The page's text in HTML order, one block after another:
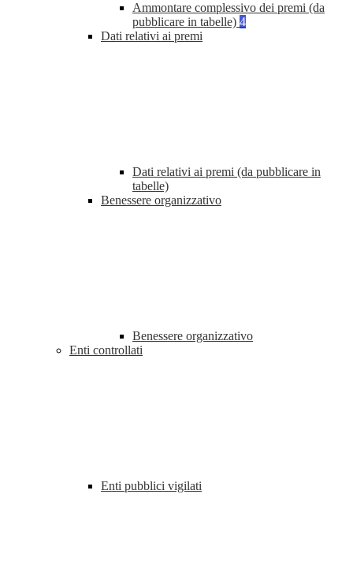
Ammontare complessivo dei premi (da
pubblicare in tabelle) 4
Dati relativi ai premi
Dati relativi ai premi (da pubblicare in
tabelle)
Benessere organizzativo
Benessere organizzativo
Enti controllati
Enti pubblici vigilati